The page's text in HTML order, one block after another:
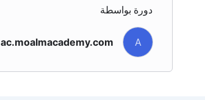
دورة بواسطة
A
ac.moalmacademy.com